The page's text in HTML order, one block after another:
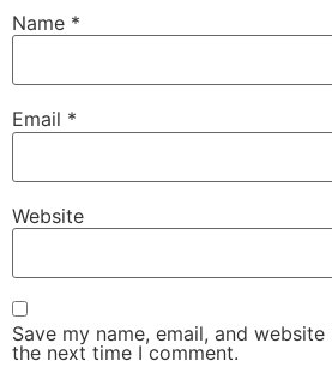
Name *
Email *
Website
Save my name, email, and
the next time I comment.